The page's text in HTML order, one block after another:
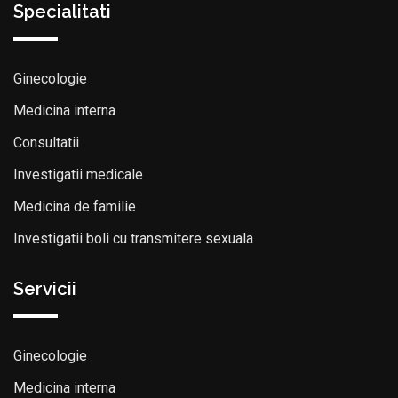
Specialitati
Ginecologie
Medicina interna
Consultatii
Investigatii medicale
Medicina de familie
Investigatii boli cu transmitere sexuala
Servicii
Ginecologie
Medicina interna